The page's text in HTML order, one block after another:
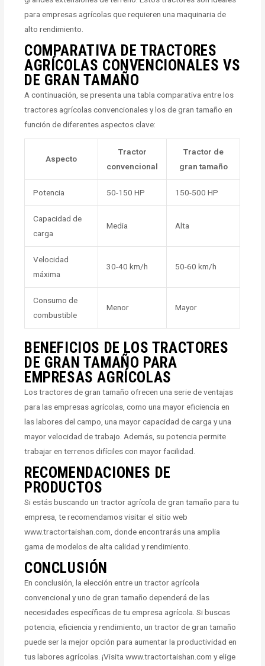
para empresas agrícolas que requieren una maquinaria de
alto rendimiento.
COMPARATIVA DE TRACTORES
AGRÍCOLAS CONVENCIONALES VS
DE GRAN TAMAÑO
A continuación, se presenta una tabla comparativa entre los
tractores agrícolas convencionales y los de gran tamaño en
función de diferentes aspectos clave:
Aspecto
Tractor
convencional
Tractor de
gran tamaño
Potencia 50-150 HP 150-500 HP
Capacidad de
carga
Media Alta
Velocidad
máxima
30-40 km/h 50-60 km/h
Consumo de
combustible
Menor Mayor
BENEFICIOS DE LOS TRACTORES
DE GRAN TAMAÑO PARA
EMPRESAS AGRÍCOLAS
Los tractores de gran tamaño ofrecen una serie de ventajas
para las empresas agrícolas, como una mayor eficiencia en
las labores del campo, una mayor capacidad de carga y una
mayor velocidad de trabajo. Además, su potencia permite
trabajar en terrenos difíciles con mayor facilidad.
RECOMENDACIONES DE
PRODUCTOS
Si estás buscando un tractor agrícola de gran tamaño para tu
empresa, te recomendamos visitar el sitio web
www.tractortaishan.com, donde encontrarás una amplia
gama de modelos de alta calidad y rendimiento.
CONCLUSIÓN
En conclusión, la elección entre un tractor agrícola
convencional y uno de gran tamaño dependerá de las
necesidades específicas de tu empresa agrícola. Si buscas
potencia, eficiencia y rendimiento, un tractor de gran tamaño
puede ser la mejor opción para aumentar la productividad en
tus labores agrícolas. ¡Visita www.tractortaishan.com y elige